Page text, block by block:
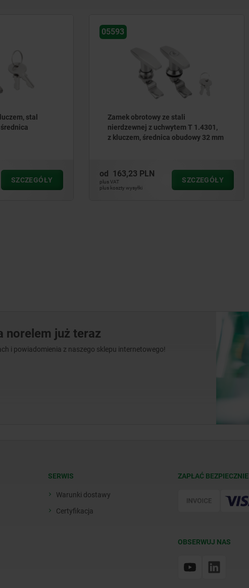
stali
T 1.4301,
32 mm
SZCZEGÓŁY
05562
Zamek obrotowy kompaktowy
z pokrętłem, średnica obudowy
22 mm
od43,72 PLN
plus VAT
plus koszty wysyłki
SZCZEGÓŁY
norelem już teraz
i powiadomienia z naszego sklepu internetowego!
SERWIS
Warunki dostawy
Certyfikacja
ZAPŁAĆ BEZPIECZNIE
OBSERWUJ NAS